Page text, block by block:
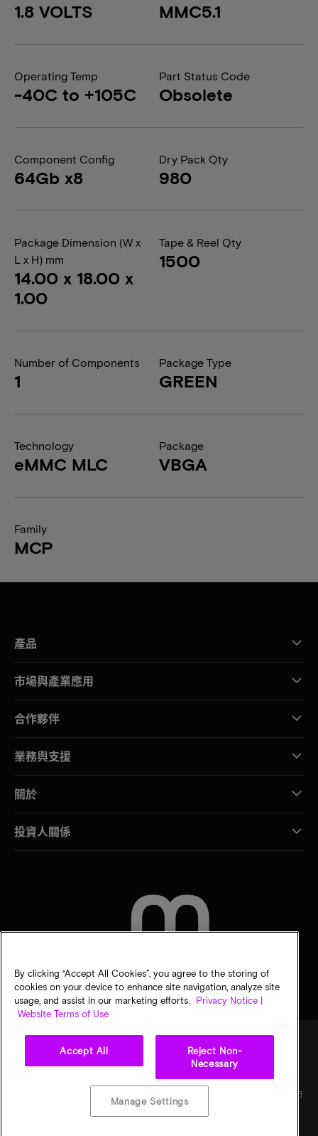
1.8 VOLTS MMC5.1
Operating Temp
-40C to +105C
Part Status Code
Obsolete
Component Config
64Gb x8
Dry Pack Qty
980
Package Dimension (W x
L x H) mm
14.00 x 18.00 x
1.00
Tape & Reel Qty
1500
Number of Components
1
Package Type
GREEN
Technology
eMMC MLC
Package
VBGA
Family
MCP
產品
市場與產業應用
合作夥伴
業務與支援
關於
投資人關係
Micron Technology, Inc. 保留所有權利。資訊、產品和／或規格若有變動，恕不另行
通知。所有提供之資訊皆以「現況」為基準，不提供任何形式的保固。繪圖可能不符合比
例。Micron、Micron 標誌及其他所有 Micron 商標皆為 Micron Technology, Inc. 資產。其
By clicking “Accept All Cookies”, you agree to the storing of
cookies on your device to enhance site navigation, analyze site
usage, and assist in our marketing efforts.
Privacy Notice |
Website Terms of Use
Accept All
Reject Non-
Necessary
Manage Settings